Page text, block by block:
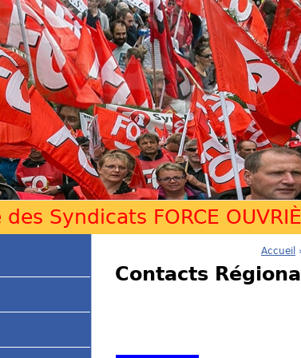
Jump to navigation
Syndicats FORCE
V
Accueil ›
Contacts